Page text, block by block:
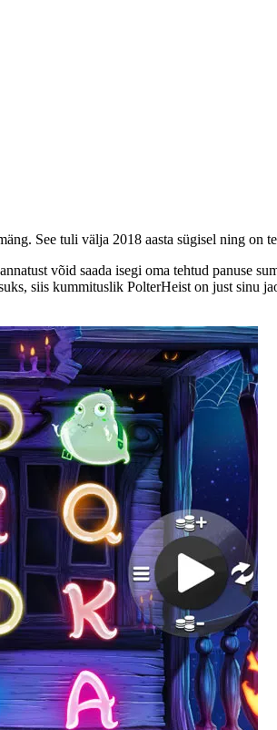
See tuli välja 2018 aasta sügisel ning on
võid saada isegi oma tehtud panuse
siis kummituslik PolterHeist on just sinu